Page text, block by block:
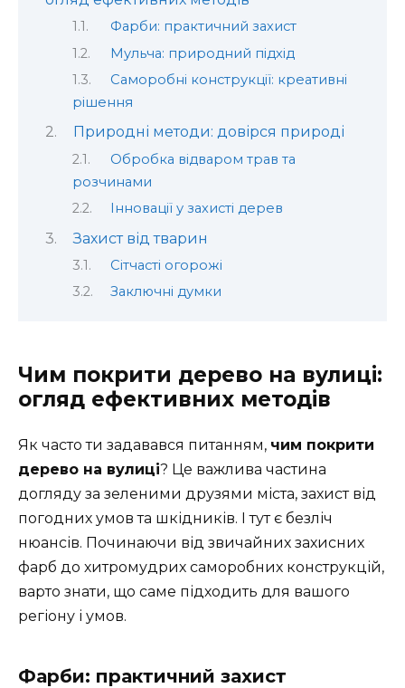
Фарби: практичний захист
Мульча: природний підхід
Саморобні конструкції: креативні
рішення
Природні методи: довірся природі
Обробка відваром трав та
розчинами
Інновації у захисті дерев
Захист від тварин
Сітчасті огорожі
Заключні думки
Чим покрити дерево на вулиці:
огляд ефективних методів
Як часто ти задавався питанням, чим покрити
дерево на вулиці? Це важлива частина
догляду за зеленими друзями міста, захист від
погодних умов та шкідників. І тут є безліч
нюансів. Починаючи від звичайних захисних
фарб до хитромудрих саморобних конструкцій,
варто знати, що саме підходить для вашого
регіону і умов.
Фарби: практичний захист